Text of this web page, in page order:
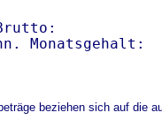
beziehen sich auf die